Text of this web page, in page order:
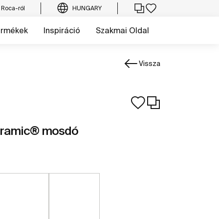
Roca-ról HUNGARY
Inspiráció Szakmai Oldal
Vissza
mosdó